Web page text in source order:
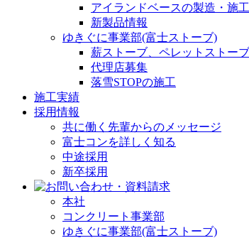
アイランドベースの製造・施
新製品情報
ゆきぐに事業部(富士ストーブ)
薪ストーブ、ペレットストー
代理店募集
落雪STOPの施工
施工実績
採用情報
共に働く先輩からのメッセージ
富士コンを詳しく知る
中途採用
新卒採用
本社
コンクリート事業部
ゆきぐに事業部(富士ストーブ)